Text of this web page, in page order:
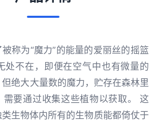
称为“魔力”的能量的爱丽丝的摇篮
处不在，即便在空气中也有微量的
但绝大大量数的魔力，贮存在森林里
需要通过收集这些植物以获取。 这
生物体内所有的生物质能都倚仗于